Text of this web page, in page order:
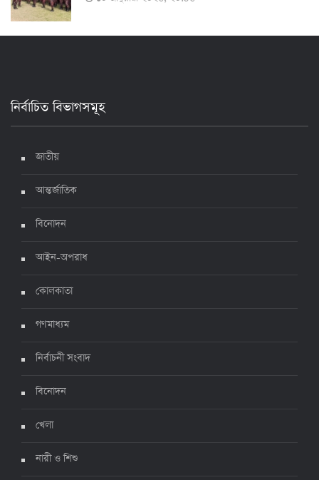
ঊর্ধ্বগতিতে সংক্রমণ, স্বাস্থ্যবিধিতে উদাসীনতা
নির্বাচিত বিভাগসমূহ
জাতীয়
আন্তর্জাতিক
বিনোদন
আইন-অপরাধ
কোলকাতা
গণমাধ্যম
নির্বাচনী সংবাদ
বিনোদন
খেলা
নারী ও শিশু